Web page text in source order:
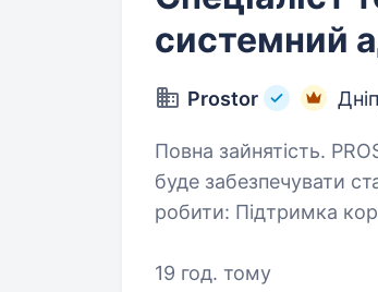
системний
Prostor
Повна зайнятість. PROSTOR шукає Спеціаліста технічної підтримки, який
буде забезпечувати
робити: Підтримка користувачів складу та офісу з питань роботи ПЗ,
19 год. тому